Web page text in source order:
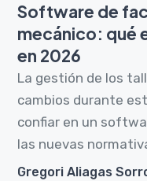
Software de
mecánico: qué
en 2026
La gestión de los
cambios durante
confiar en un
las nuevas
Gregori Aliagas